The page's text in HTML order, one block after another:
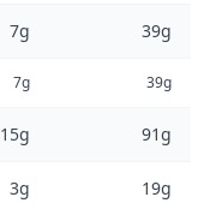
7g 39g
7g 39g
15g 91g
3g 19g